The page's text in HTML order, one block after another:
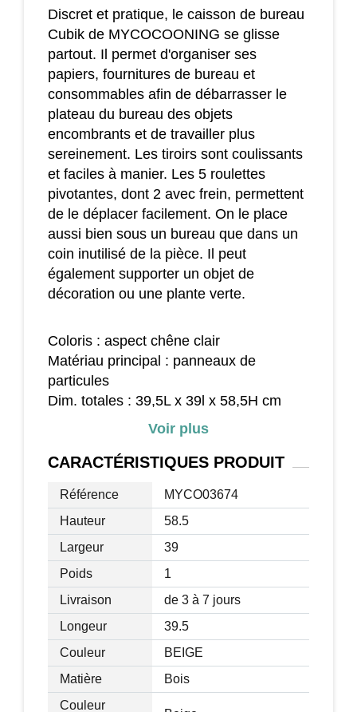
Discret et pratique, le caisson de bureau
Cubik de MYCOCOONING se glisse
partout. Il permet d'organiser ses
papiers, fournitures de bureau et
consommables afin de débarrasser le
plateau du bureau des objets
encombrants et de travailler plus
sereinement. Les tiroirs sont coulissants
et faciles à manier. Les 5 roulettes
pivotantes, dont 2 avec frein, permettent
de le déplacer facilement. On le place
aussi bien sous un bureau que dans un
coin inutilisé de la pièce. Il peut
également supporter un objet de
décoration ou une plante verte.
Coloris : aspect chêne clair
Matériau principal : panneaux de
particules
Dim. totales : 39,5L x 39l x 58,5H cm
Dim. rangement petit tiroir : 31L x 31l x
Dim. rangement grand tiroir : 31L x 31l x
Charge max. recommandée totale : 30
Kg
Livraison effectuée en un colis
Voir plus
CARACTÉRISTIQUES PRODUIT
Référence
MYCO03674
Hauteur
58.5
Largeur
39
Poids
1
Livraison
de 3 à 7 jours
Longeur
39.5
Couleur
BEIGE
Matière
Bois
Couleur